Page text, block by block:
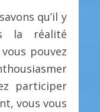
qu’il y
la réalité
pouvez
participer
vous vous